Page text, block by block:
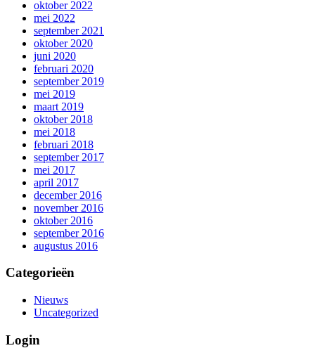
oktober 2022
mei 2022
september 2021
oktober 2020
juni 2020
februari 2020
september 2019
mei 2019
maart 2019
oktober 2018
mei 2018
februari 2018
september 2017
mei 2017
april 2017
december 2016
november 2016
oktober 2016
september 2016
augustus 2016
Categorieën
Nieuws
Uncategorized
Login